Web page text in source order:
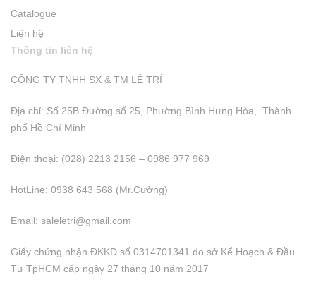
Catalogue
Liên hệ
Thông tin liên hệ
CÔNG TY TNHH SX & TM LÊ TRÍ
Địa chỉ: Số 25B Đường số 25, Phường Bình Hưng Hòa, Thành
phố Hồ Chí Minh
Điện thoại: (028) 2213 2156 – 0986 977 969
HotLine: 0938 643 568 (Mr.Cường)
Email: saleletri@gmail.com
Giấy chứng nhận ĐKKD số 0314701341 do sở Kể Hoạch & Đầu
Tư TpHCM cấp ngày 27 tháng 10 năm 2017